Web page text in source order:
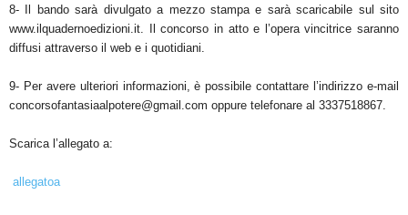
8- Il bando sarà divulgato a mezzo stampa e sarà scaricabile sul sito
www.ilquadernoedizioni.it. Il concorso in atto e l’opera vincitrice saranno
diffusi attraverso il web e i quotidiani.
9- Per avere ulteriori informazioni, è possibile contattare l’indirizzo e-mail
concorsofantasiaalpotere@gmail.com oppure telefonare al 3337518867.
Scarica l’allegato a:
allegatoa